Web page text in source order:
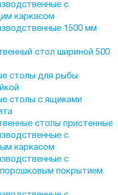
с
каркасом
1500 мм
стол шириной 500
столы для рыбы
столы с ящиками
столы пристенные
с
каркасом
с
покрытием